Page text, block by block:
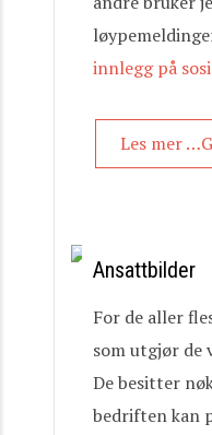
innlegg på
Les mer
Ansattbilder
For de aller
som utgjør de
De besitter
bedriften kan